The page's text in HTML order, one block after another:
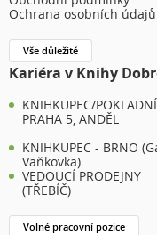
Ochrana osobních údajů
Vše důležité
Kariéra v Knihy
KNIHKUPEC/
PRAHA 5, ANDĚL
KNIHKUPEC - BRNO
Vaňkovka)
VEDOUCÍ PRODEJNY
(TŘEBÍČ)
Volné pracovní pozice